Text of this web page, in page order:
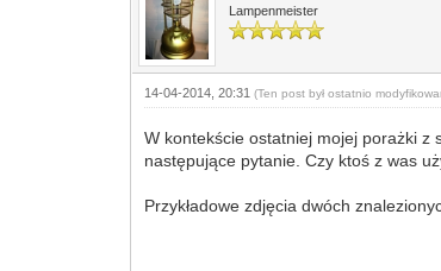
Lampenmeister
14-04-2014, 20:31(Ten post był ostatnio
W kontekście ostatniej mojej porażki z
następujące pytanie. Czy ktoś z was
Przykładowe zdjęcia dwóch